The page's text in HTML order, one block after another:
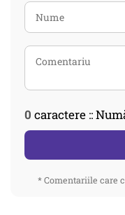
0 caractere ::
* Comentariile care